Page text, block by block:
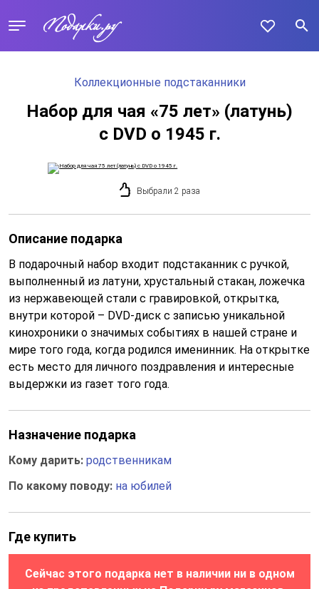
Коллекционные подстаканники
Набор для чая «75 лет» (латунь)
с DVD о 1945 г.
Выбрали 2 раза
Описание подарка
В подарочный набор входит подстаканник с ручкой,
выполненный из латуни, хрустальный стакан, ложечка
из нержавеющей стали с гравировкой, открытка,
внутри которой – DVD-диск с записью уникальной
кинохроники о значимых событиях в нашей стране и
мире того года, когда родился именинник. На открытке
есть место для личного поздравления и интересные
выдержки из газет того года.
Назначение подарка
Кому дарить: родственникам
По какому поводу: на юбилей
Где купить
Сейчас этого подарка нет в наличии ни в одном